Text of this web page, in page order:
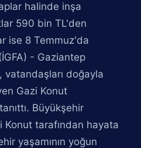
halinde inşa
590 bin TL'den
ise 8 Temmuz'da
- Gaziantep
vatandaşları doğayla
Gazi Konut
Büyükşehir
tarafından hayata
yaşamının yoğun